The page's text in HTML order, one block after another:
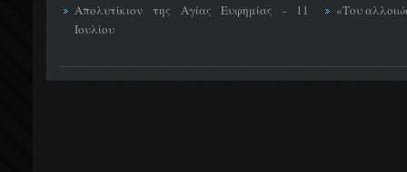
Απολυτίκιον της Αγίας Ευφημίας - 11
Ιουλίου
«Του